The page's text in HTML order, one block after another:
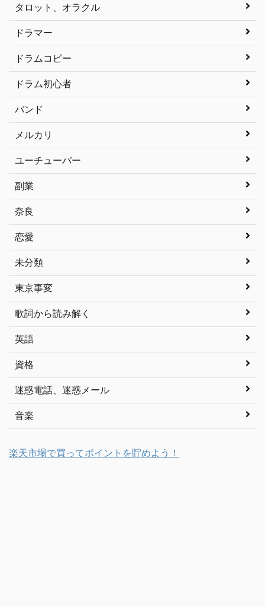
タロット、オラクル
ドラマー
ドラムコピー
ドラム初心者
バンド
メルカリ
ユーチューバー
副業
奈良
恋愛
未分類
東京事変
歌詞から読み解く
英語
資格
迷惑電話、迷惑メール
音楽
楽天市場で買ってポイントを貯めよう！